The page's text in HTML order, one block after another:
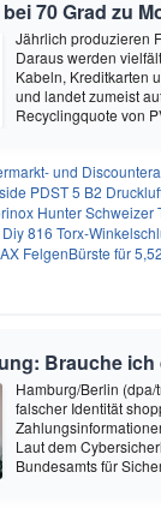
70 Grad zu
Jährlich produzieren
Daraus werden
Kabeln, Kreditkarten
und landet zumeist
Recyclingquote von
und
PDST 5 B2
Hunter Schweizer
Diy 816 Torx-
FelgenBürste für
Brauche
Hamburg/Berlin
falscher Identität
Laut dem
Bundesamts für